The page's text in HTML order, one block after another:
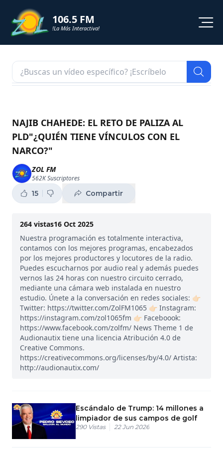
106.5 FM
!La Más Interactiva!
NOTICIAS
SHORTS
PODCAST
ZOL TV
NAJIB CHAHEDE: EL RETO DE PALIZA AL
PLD"¿QUIÉN TIENE VÍNCULOS CON EL
NARCO?"
ZOL FM
562KSuscriptores
15 Compartir
264 vistas16 Oct 2025
Nuestra programación es totalmente interactiva,
contamos con los mejores programas, encabezados
por los mejores productores y locutores de la radio.
Puedes escucharnos por audio real y además puedes
vernos las 24 horas con nuestro circuito cerrado,
mediante una cámara web instalada en nuestro
estudio. Únete a la conversación en redes sociales: 👉🏻
Twitter: https://twitter.com/ZolFM1065 👉🏻 Instagram:
https://instagram.com/zol1065fm 👉🏻 Faceboook:
https://www.facebook.com/zolfm/ News Theme 1 de
Audionautix tiene una licencia Atribución 4.0 de
Creative Commons.
https://creativecommons.org/licenses/by/4.0/ Artista:
http://audionautix.com/
Escándalo de Trump: 14 millones a
limpiador de sus campos de golf
290 Vistas 22 Jun 2026